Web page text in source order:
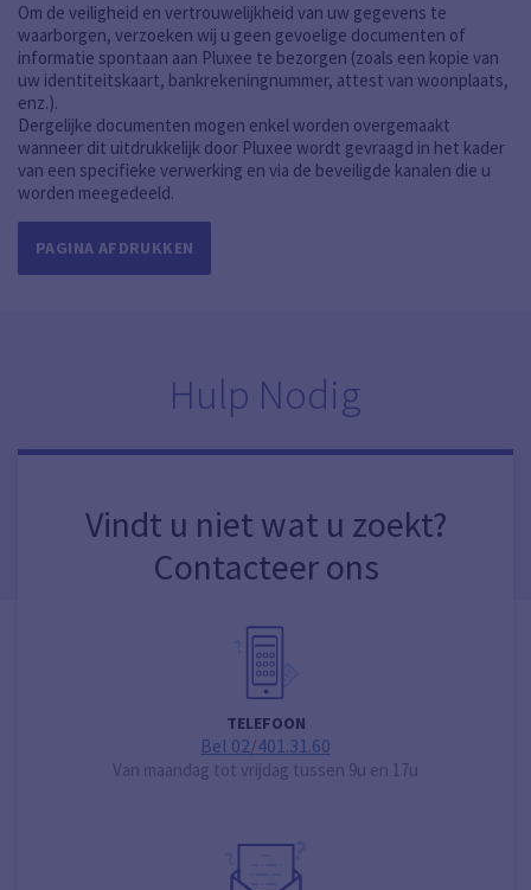
Om de veiligheid en vertrouwelijkheid van uw gegevens te
waarborgen, verzoeken wij u geen gevoelige documenten of
informatie spontaan aan Pluxee te bezorgen (zoals een kopie van
uw identiteitskaart, bankrekeningnummer, attest van woonplaats,
enz.).
Dergelijke documenten mogen enkel worden overgemaakt
wanneer dit uitdrukkelijk door Pluxee wordt gevraagd in het kader
van een specifieke verwerking en via de beveiligde kanalen die u
worden meegedeeld.
PAGINA AFDRUKKEN
Hulp Nodig
Vindt u niet wat u zoekt?
Contacteer ons
TELEFOON
Bel 02/401.31.60
Van maandag tot vrijdag tussen 9u en 17u